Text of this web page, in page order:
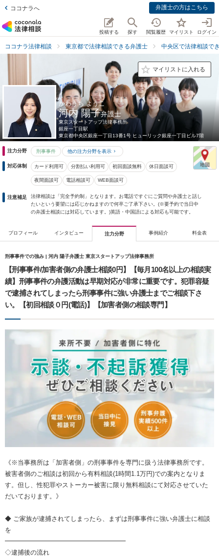
ココナラへ 弁護士の方はこちら
投稿する 探す 閲覧履歴 マイリスト ログイン
ココナラ法律相談 東京都で法律相談できる弁護士 中央区で法律相談で
マイリストに入れる
かわうち ようこ
河内 陽子弁護士
東京スタートアップ法律事務所
銀座一丁目駅
東京都中央区銀座一丁目13番1号 ヒューリック銀座一丁目ビル7階
注力分野 刑事事件 他の注力分野を表示
対応体制 カード利用可 分割払い利用可 初回面談無料 休日面談可
夜間面談可 電話相談可 WEB面談可
注意補足
法律相談は「完全予約制」となります。お電話ですぐにご質問や弁護士と話し
たいという要望には応じかねますので何卒ご了承下さい。(※要予約で当日中
の弁護士相談には対応しています。)英語・中国語による対応も可能です。
プロフィール インタビュー 注力分野 事例紹介 料金表
刑事事件での強み | 河内 陽子弁護士 東京スタートアップ法律事務所
【刑事事件/加害者側の弁護士相談0円】【毎月100名以上の相談実
績】刑事事件の弁護活動は早期対応が非常に重要です。犯罪容疑
で逮捕されてしまったら刑事事件に強い弁護士までご相談下さ
い。【初回相談０円(電話)】【加害者側の相談専門】
《※当事務所は「加害者側」の刑事事件を専門に扱う法律事務所です。
被害者側のご相談は初回から有料相談(1時間1.1万円)での案内となりま
す。但し、性犯罪やストーカー被害に限り無料相談にて対応させていた
だいております。》
◆ ご家族が逮捕されてしまったら、まずは刑事事件に強い弁護士に相談
を
━━━━━━━━━━━━━━━━━━━
◇逮捕後の流れ